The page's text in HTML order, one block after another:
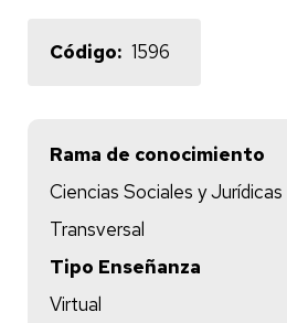
Código 1596
Rama de conocimiento
Ciencias Sociales y Jurídicas
Transversal
Tipo Enseñanza
Virtual